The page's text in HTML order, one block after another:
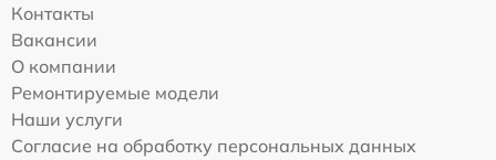
Контакты
Вакансии
О компании
Ремонтируемые модели
Наши услуги
Согласие на обработку персональных данных